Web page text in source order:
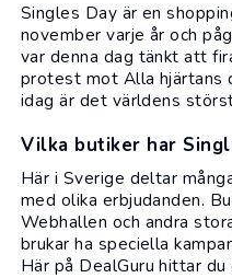
Singles Day är en
november varje år och
var denna dag tänkt att
protest mot Alla hjärtans
idag är det världens
Vilka butiker har
Här i Sverige deltar
med olika erbjudanden.
Webhallen och andra
brukar ha speciella
Här på DealGuru hittar